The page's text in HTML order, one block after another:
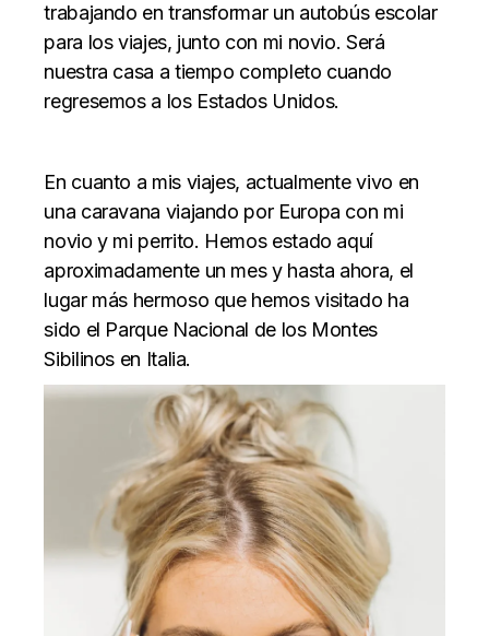
trabajando en transformar un autobús escolar
para los viajes, junto con mi novio. Será
nuestra casa a tiempo completo cuando
regresemos a los Estados Unidos.
En cuanto a mis viajes, actualmente vivo en
una caravana viajando por Europa con mi
novio y mi perrito. Hemos estado aquí
aproximadamente un mes y hasta ahora, el
lugar más hermoso que hemos visitado ha
sido el Parque Nacional de los Montes
Sibilinos en Italia.